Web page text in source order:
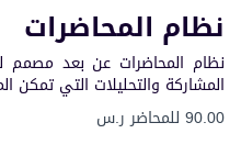
نظام المحاضرات
نظام المحاضرات عن بعد مصمم
المشاركة والتحليلات التي تمكن
90.00 للمحاضر ر.س